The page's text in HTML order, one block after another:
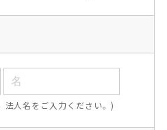
人名をご入力ください。)